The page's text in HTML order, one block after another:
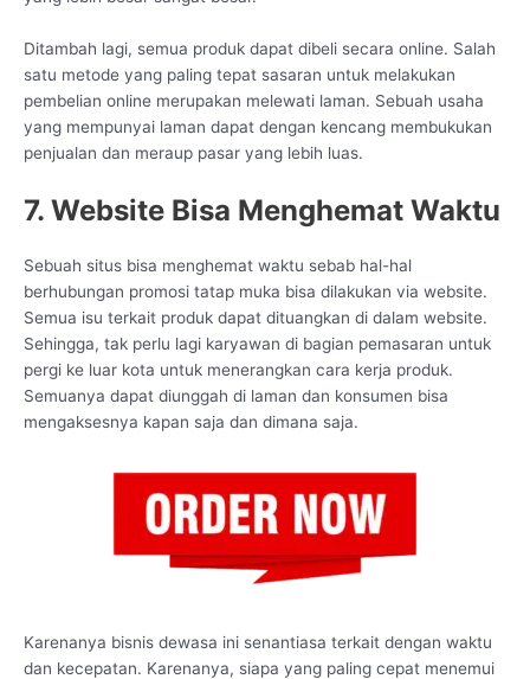
Ditambah lagi, semua produk dapat dibeli secara online. Salah
satu metode yang paling tepat sasaran untuk melakukan
pembelian online merupakan melewati laman. Sebuah usaha
yang mempunyai laman dapat dengan kencang membukukan
penjualan dan meraup pasar yang lebih luas.
7. Website Bisa Menghemat Waktu
Sebuah situs bisa menghemat waktu sebab hal-hal
berhubungan promosi tatap muka bisa dilakukan via website.
Semua isu terkait produk dapat dituangkan di dalam website.
Sehingga, tak perlu lagi karyawan di bagian pemasaran untuk
pergi ke luar kota untuk menerangkan cara kerja produk.
Semuanya dapat diunggah di laman dan konsumen bisa
mengaksesnya kapan saja dan dimana saja.
Karenanya bisnis dewasa ini senantiasa terkait dengan waktu
dan kecepatan. Karenanya, siapa yang paling cepat menemui